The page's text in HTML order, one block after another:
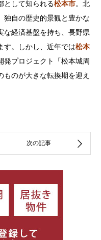
として知られる松本市。北
独自の歴史的景観と豊かな
な経済基盤を持ち、長野県
す。しかし、近年では松本
発プロジェクト「松本城周
のが大きな転換期を迎え